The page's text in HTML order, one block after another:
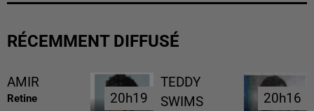
RÉCEMMENT DIFFUSÉ
AMIR
Retine 20h19
20h19
TEDDY
SWIMS
20h16
20h16